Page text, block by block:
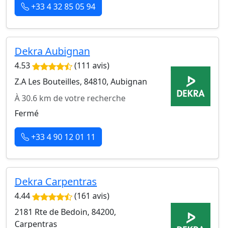
+33 4 32 85 05 94
Dekra Aubignan
4.53
(111 avis)
Z.A Les Bouteilles, 84810, Aubignan
À 30.6 km de votre recherche
Fermé
+33 4 90 12 01 11
Dekra Carpentras
4.44
(161 avis)
2181 Rte de Bedoin, 84200,
Carpentras